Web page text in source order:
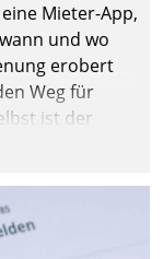
Mieter-App,
und wo
erobert
Weg für
ist der